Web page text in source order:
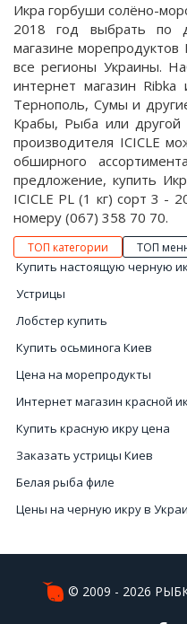
Икра горбуши солёно-
2018 год выбрать по
магазине
все регионы Украины.
интернет магазин
Тернополь, Сумы и
Крабы, Рыба или другой
производителя ICICLE
обширного
предложение, купить
ICICLE PL (1 кг) сорт 3 -
номеру (067) 358 70 70.
ТОП категории ТОП
Купить настоящую черную
Устрицы
Лобстер купить
Купить осьминога Киев
Цена на морепродукты
Интернет магазин красной
Купить красную икру цена
Заказать устрицы Киев
Белая рыба филе
Цены на черную икру в
Купить морского ежа
© 2009 - 2026